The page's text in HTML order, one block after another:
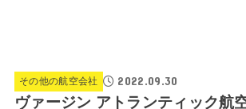
その他の航空会社 2022.09.30
ヴァージン アトランティック航